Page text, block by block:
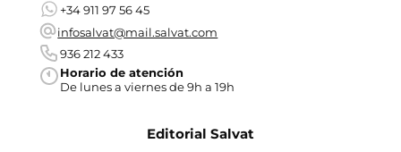
+34 911 97 56 45
infosalvat@mail.salvat.com
936 212 433
Horario de atención
De lunes a viernes de 9h a 19h
Editorial Salvat